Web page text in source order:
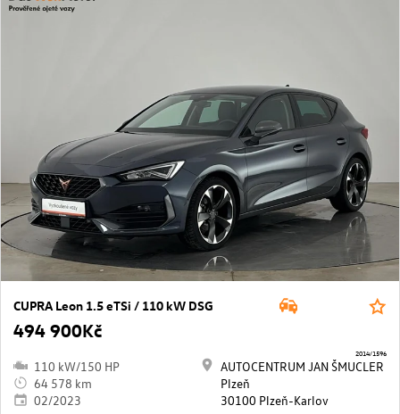
CUPRA Leon 1.5 eTSi / 110 kW DSG
494 900Kč
110 kW/150 HP
64 578 km
02/2023
AUTOCENTRUM JAN ŠMUCLER
Plzeň
30100 Plzeň-Karlov
2014/1596